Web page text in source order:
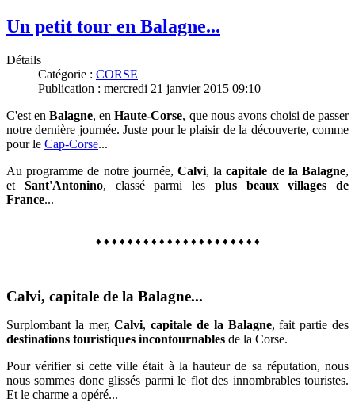
Un petit tour en Balagne...
Détails
Catégorie : CORSE
Publication : mercredi 21 janvier 2015 09:10
C'est enBalagne, enHaute-Corse, que nous avons choisi de passer
notre dernière journée.Juste pour le plaisir de la découverte, comme
pour le Cap-Corse...
Au programme de notre journée, Calvi, lacapitale de la Balagne,
et Sant'Antonino, classé parmi les plus beaux villages de
France...
♦ ♦ ♦ ♦ ♦ ♦ ♦ ♦ ♦ ♦ ♦ ♦ ♦ ♦ ♦ ♦ ♦ ♦ ♦ ♦ ♦
Calvi, capitale de la Balagne...
Surplombant la mer,Calvi,capitale de la Balagne, fait partie des
destinations touristiques incontournables de la Corse.
Pour vérifier si cette ville était à la hauteur de sa réputation, nous
nous sommes donc glissés parmi le flot des innombrables touristes.
Et le charme a opéré...